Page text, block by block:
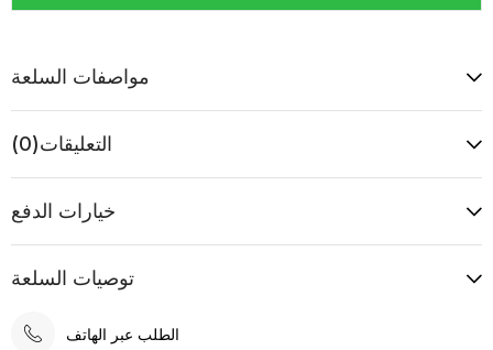
مواصفات السلعة
التعليقات(0)
خيارات الدفع
توصيات السلعة
الطلب عبر الهاتف